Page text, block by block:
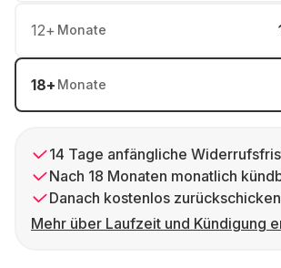
12+ Monate
18+ Monate
14 Tage anfängliche
Nach 18 Monaten monatlich
Danach kostenlos zurückschicken
Mehr über Laufzeit und Kündigung